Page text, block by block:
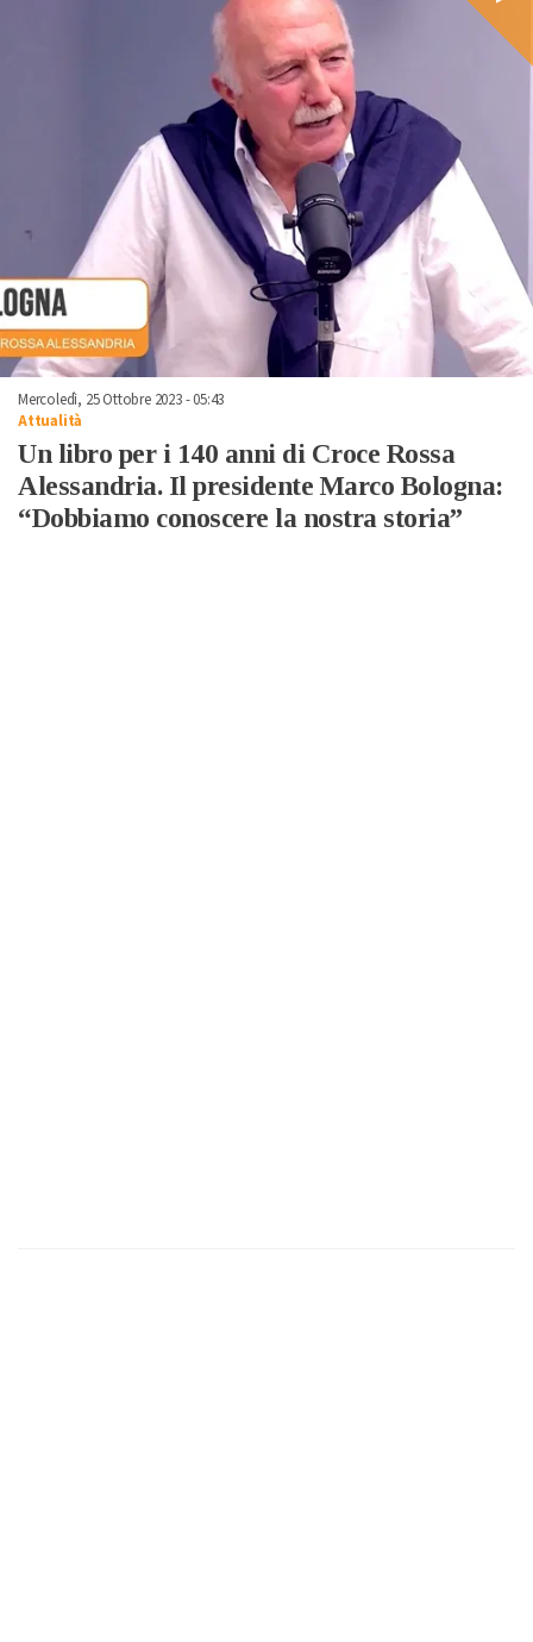
Mercoledì, 25 Ottobre 2023 - 05:43
Attualità
Un libro per i 140 anni di Croce Rossa
Alessandria. Il presidente Marco Bologna:
“Dobbiamo conoscere la nostra storia”